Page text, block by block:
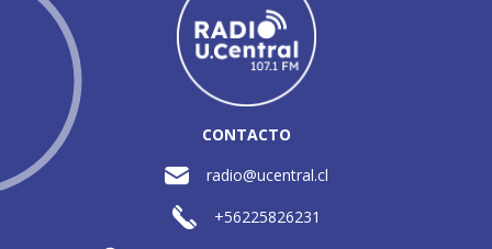
CONTACTO
radio@ucentral.cl
+56225826231